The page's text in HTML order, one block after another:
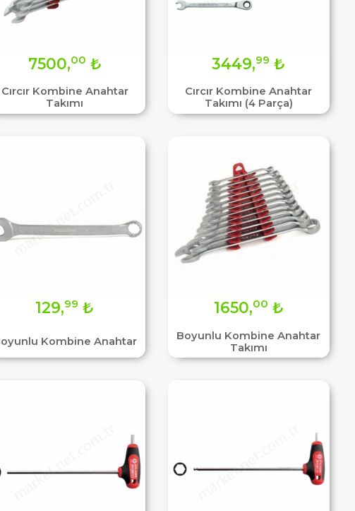
Cırcır Kombine Anahtar
Takımı
7500,00 ₺
Cırcır Kombine Anahtar
Takımı (4 Parça)
3449,99 ₺
Kombine Anahtar
129,99 ₺
Boyunlu Kombine Anahtar
Takımı
1650,00 ₺